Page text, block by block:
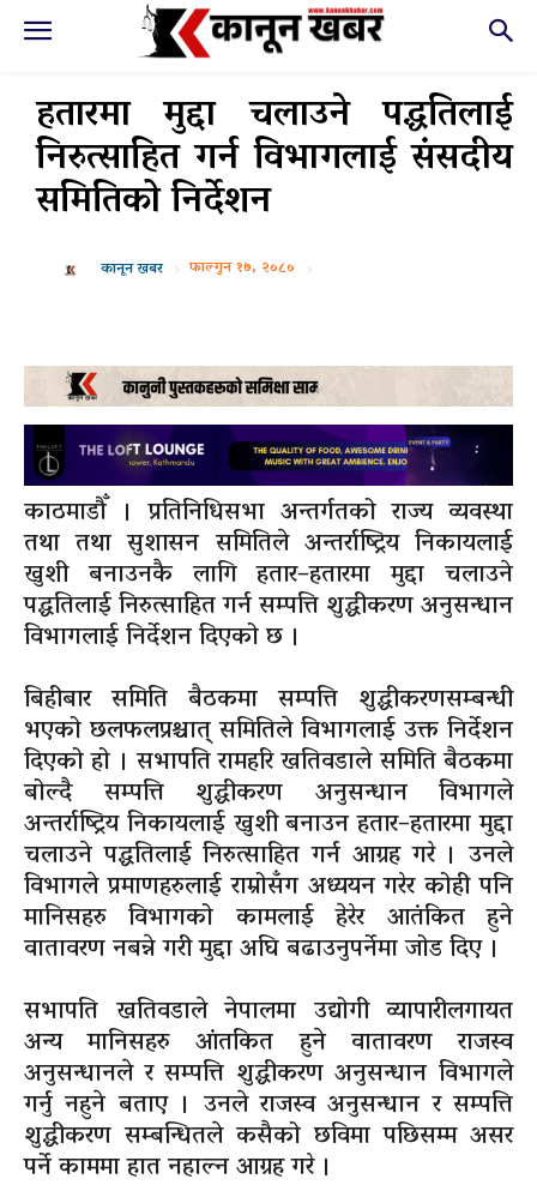
हतारमा मुद्दा चलाउने पद्धतिलाई
निरुत्साहित गर्न विभागलाई संसदीय
समितिको निर्देशन
कानून खबर फाल्गुन १७, २०८०
काठमाडौँ । प्रतिनिधिसभा अन्तर्गतको राज्य व्यवस्था
तथा तथा सुशासन समितिले अन्तर्राष्ट्रिय निकायलाई
खुशी बनाउनकै लागि हतार–हतारमा मुद्दा चलाउने
पद्धतिलाई निरुत्साहित गर्न सम्पत्ति शुद्धीकरण अनुसन्धान
विभागलाई निर्देशन दिएको छ ।
बिहीबार समिति बैठकमा सम्पत्ति शुद्धीकरणसम्बन्धी
भएको छलफलप्रश्चात् समितिले विभागलाई उक्त निर्देशन
दिएको हो । सभापति रामहरि खतिवडाले समिति बैठकमा
बोल्दै सम्पत्ति शुद्धीकरण अनुसन्धान विभागले
अन्तर्राष्ट्रिय निकायलाई खुशी बनाउन हतार–हतारमा मुद्दा
चलाउने पद्धतिलाई निरुत्साहित गर्न आग्रह गरे । उनले
विभागले प्रमाणहरुलाई राम्रोसँग अध्ययन गरेर कोही पनि
मानिसहरु विभागको कामलाई हेरेर आतंकित हुने
वातावरण नबन्ने गरी मुद्दा अघि बढाउनुपर्नेमा जोड दिए ।
सभापति खतिवडाले नेपालमा उद्योगी व्यापारीलगायत
अन्य मानिसहरु आंतकित हुने वातावरण राजस्व
अनुसन्धानले र सम्पत्ति शुद्धीकरण अनुसन्धान विभागले
गर्नु नहुने बताए । उनले राजस्व अनुसन्धान र सम्पत्ति
शुद्धीकरण सम्बन्धितले कसैको छविमा पछिसम्म असर
पर्ने काममा हात नहाल्न आग्रह गरे ।